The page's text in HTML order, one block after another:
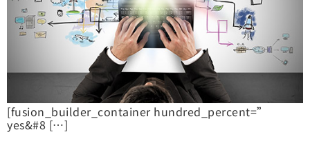
[fusion_builder_container hundred_percent=”
yes&#8 […]